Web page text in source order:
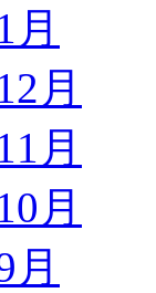
月
月
月